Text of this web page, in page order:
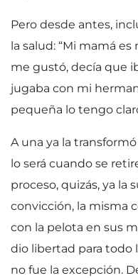
Pero desde antes,
la salud: “Mi mamá
me gustó, decía que
jugaba con mi
pequeña lo tengo
A una ya la
lo será cuando se
proceso, quizás, ya la
convicción, la misma
con la pelota en sus
dio libertad para todo
no fue la excepción.